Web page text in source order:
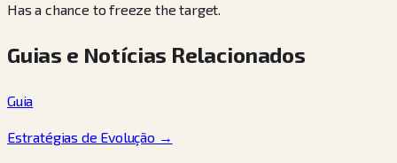
Has a chance to freeze the target.
Guias e Notícias Relacionados
Guia
Estratégias de Evolução →